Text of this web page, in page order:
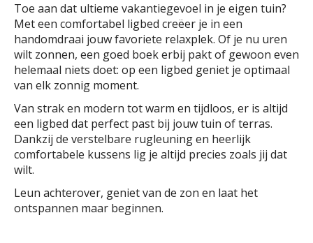
Toe aan dat ultieme vakantiegevoel in je eigen tuin?
Met een comfortabel ligbed creëer je in een
handomdraai jouw favoriete relaxplek. Of je nu uren
wilt zonnen, een goed boek erbij pakt of gewoon even
helemaal niets doet: op een ligbed geniet je optimaal
van elk zonnig moment.
Van strak en modern tot warm en tijdloos, er is altijd
een ligbed dat perfect past bij jouw tuin of terras.
Dankzij de verstelbare rugleuning en heerlijk
comfortabele kussens lig je altijd precies zoals jij dat
wilt.
Leun achterover, geniet van de zon en laat het
ontspannen maar beginnen.